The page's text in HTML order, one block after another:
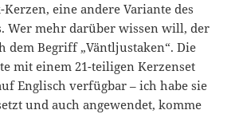
eine andere Variante des
Wer mehr darüber wissen will, der
dem Begriff „Väntljustaken“. Die
mit einem 21-teiligen Kerzenset
Englisch verfügbar – ich habe sie
und auch angewendet, komme